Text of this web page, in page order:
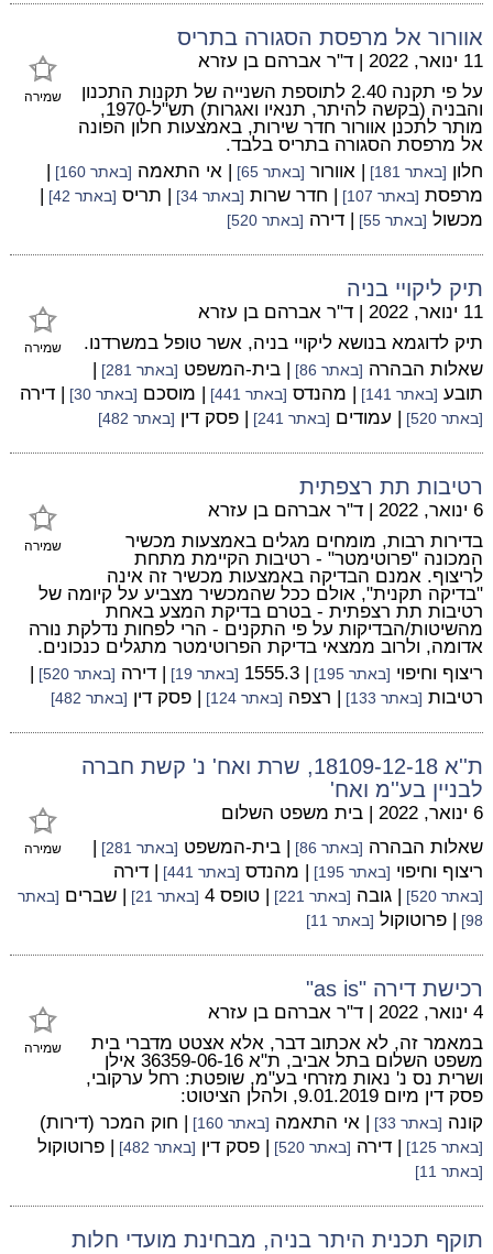
אוורור אל מרפסת הסגורה בתריס
שמירה
11 ינואר, 2022 | ד"ר אברהם בן עזרא
על פי תקנה 2.40 לתוספת השנייה של תקנות התכנון
והבניה (בקשה להיתר, תנאיו ואגרות) תש"ל-1970,
מותר לתכנן אוורור חדר שירות, באמצעות חלון הפונה
אל מרפסת הסגורה בתריס בלבד.
חלון [באתר 181] | אוורור [באתר 65] | אי התאמה [באתר 160]
|
מרפסת [באתר 107] | חדר שרות [באתר 34] | תריס [באתר 42]
|
מכשול [באתר 55] | דירה [באתר 520]
תיק ליקויי בניה
שמירה
11 ינואר, 2022 | ד"ר אברהם בן עזרא
תיק לדוגמא בנושא ליקויי בניה, אשר טופל במשרדנו.
שאלות הבהרה [באתר 86] | בית-המשפט [באתר 281]
|
תובע [באתר 141] | מהנדס [באתר 441] | מוסכם [באתר 30] | דירה
[באתר 520] | עמודים [באתר 241] | פסק דין [באתר 482]
רטיבות תת רצפתית
שמירה
6 ינואר, 2022 | ד"ר אברהם בן עזרא
בדירות רבות, מומחים מגלים באמצעות מכשיר
המכונה "פרוטימטר" - רטיבות הקיימת מתחת
לריצוף. אמנם הבדיקה באמצעות מכשיר זה אינה
"בדיקה תקנית", אולם ככל שהמכשיר מצביע על קיומה של
רטיבות תת רצפתית - בטרם בדיקת המצע באחת
מהשיטות/הבדיקות על פי התקנים - הרי לפחות נדלקת נורה
אדומה, ולרוב ממצאי בדיקת הפרוטימטר מתגלים כנכונים.
ריצוף וחיפוי [באתר 195] | 1555.3 [באתר 19] | דירה [באתר 520]
|
רטיבות [באתר 133] | רצפה [באתר 124] | פסק דין [באתר 482]
ת''א 18109-12-18, שרת ואח' נ' קשת חברה
לבניין בע''מ ואח'
שמירה
6 ינואר, 2022 | בית משפט השלום
שאלות הבהרה [באתר 86] | בית-המשפט [באתר 281]
|
ריצוף וחיפוי [באתר 195] | מהנדס [באתר 441] | דירה
[באתר 520] | גובה [באתר 221] | טופס 4 [באתר 21] | שברים [באתר
98]
| פרוטוקול [באתר 11]
רכישת דירה "as is"
שמירה
4 ינואר, 2022 | ד"ר אברהם בן עזרא
במאמר זה, לא אכתוב דבר, אלא אצטט מדברי בית
משפט השלום בתל אביב, ת"א 36359-06-16 אילן
ושרית נס נ' נאות מזרחי בע"מ, שופטת: רחל ערקובי,
פסק דין מיום 9.01.2019, ולהלן הציטוט:
קונה [באתר 33] | אי התאמה [באתר 160] | חוק המכר (דירות)
[באתר 125] | דירה [באתר 520] | פסק דין [באתר 482] | פרוטוקול
[באתר 11]
תוקף תכנית היתר בניה, מבחינת מועדי חלות